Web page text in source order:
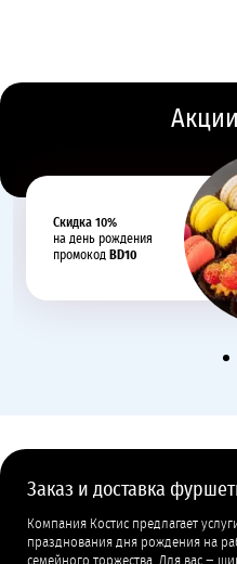
Cкидка 10%
на день рождения
промокод BD10
Заказ и доставка
Компания Костис предлагает
празднования дня рождения на